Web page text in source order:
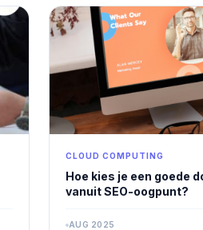
CLOUD COMPUTING
Hoe kies je een goede
vanuit SEO-oogpunt?
AUG 2025